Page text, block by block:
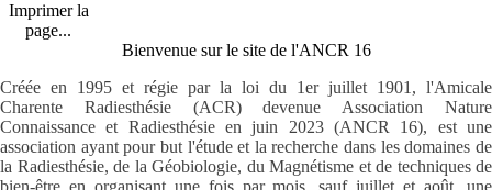
Imprimer la
page...
Bienvenue sur le site de l'ANCR 16
Créée en 1995 et régie par la loi du 1er juillet 1901, l'Amicale
Charente Radiesthésie (ACR) devenue Association Nature
Connaissance et Radiesthésie en juin 2023 (ANCR 16), est une
association ayant pour but l'étude et la recherche dans les domaines de
la Radiesthésie, de la Géobiologie, du Magnétisme et de techniques de
bien-être en organisant une fois par mois, sauf juillet et août, une